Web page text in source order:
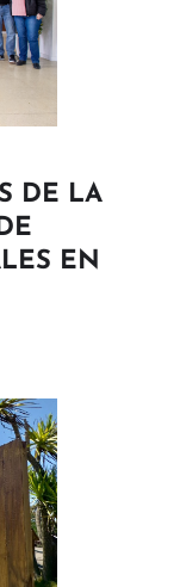
DE LA
EN